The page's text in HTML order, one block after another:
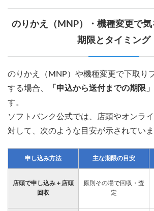
のりかえ（MNP）・機種変更で
期限とタイミング
のりかえ（MNP）や機種変更で下取り
する場合、
「申込から送付までの期限」
す。
ソフトバンク公式では、店頭やオンラ
対して、次のような目安が示されていま
申し込み方法 主な期限の目安
店頭で申し込み＋店頭
回収
原則その場で回収・査
定